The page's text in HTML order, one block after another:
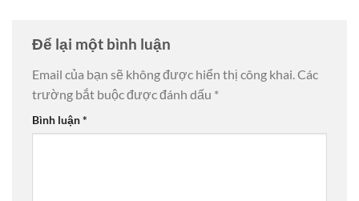
Để lại một bình luận
Email của bạn sẽ không được hiển thị công khai. Các
trường bắt buộc được đánh dấu *
Bình luận*